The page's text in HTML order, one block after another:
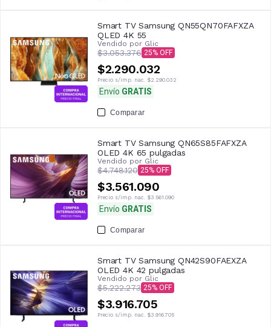
Smart TV Samsung QN55QN70FAFXZA
QLED 4K 55
Vendido por Glic
$3.053.376 25
$2.290.032
Precio s/imp. nac. $2.290.032
Envío GRATIS
Comparar
Smart TV Samsung QN65S85FAFXZA
OLED 4K 65 pulgadas
Vendido por Glic
$4.748.120 25
$3.561.090
Precio s/imp. nac. $3.561.090
Envío GRATIS
Comparar
Smart TV Samsung QN42S90FAEXZA
OLED 4K 42 pulgadas
Vendido por Glic
$5.222.273 25
$3.916.705
Precio s/imp. nac. $3.916.705